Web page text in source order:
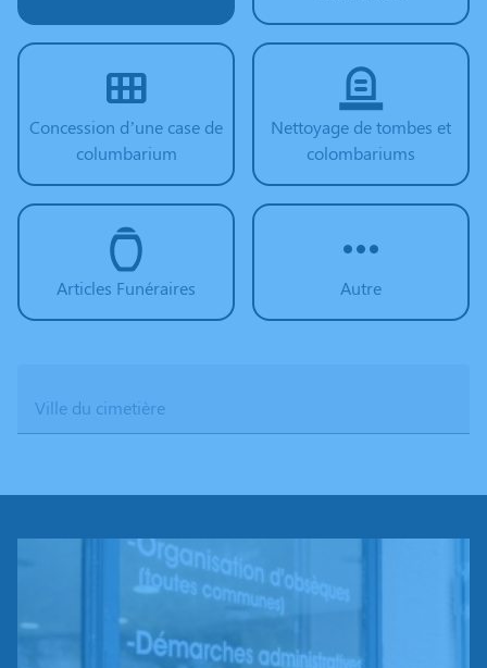
Concession d’une case de
columbarium
Nettoyage de tombes et
colombariums
Articles Funéraires Autre
Ville du cimetière